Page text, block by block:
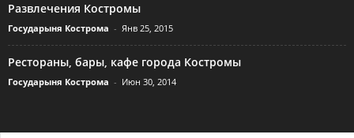
Развлечения Костромы
Государыня Кострома - Янв 25, 2015
Рестораны, бары, кафе города Костромы
Государыня Кострома - Июн 30, 2014